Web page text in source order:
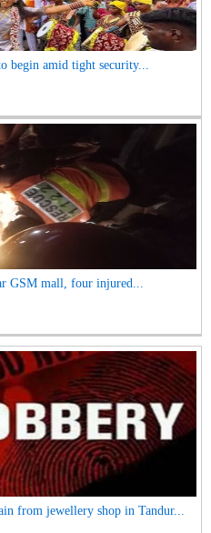
begin amid tight security...
GSM mall, four injured...
from jewellery shop in Tandur...